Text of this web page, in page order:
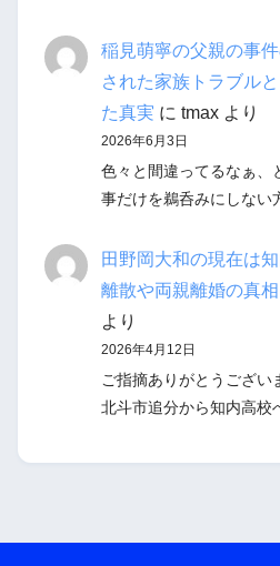
稲見萌寧の父親の事
された家族トラブル
た真実 に tmaxより
2026年6月3日
色々と間違ってるなぁ、
事だけを鵜呑みにしない
田野岡大和の現在は
離散や両親離婚の真
より
2026年4月12日
ご指摘ありがとうござい
北斗市追分から知内高校